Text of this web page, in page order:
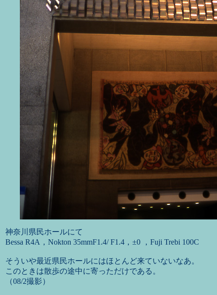
神奈川県民ホールにて
Bessa R4A，Nokton 35mmF1.4/ F1.4，±0 ，Fuji Trebi 100C
そういや最近県民ホールにはほとんど来ていないなあ。
このときは散歩の途中に寄っただけである。
（08/2撮影）